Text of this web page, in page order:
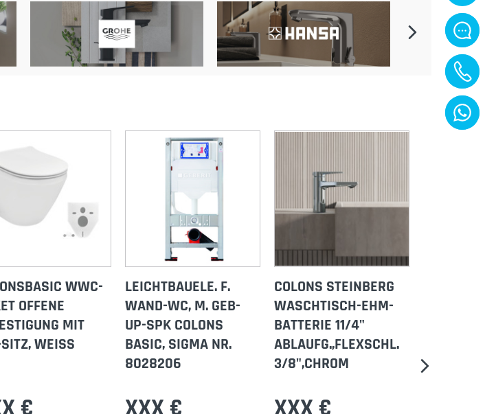
WWC-
OFFENE
MIT
WEISS
LEICHTBAUELE. F.
WAND-WC, M. GEB-
UP-SPK COLONS
BASIC, SIGMA NR.
8028206
COLONS STEINBERG
WASCHTISCH-EHM-
BATTERIE 11/4"
ABLAUFG.,FLEXSCHL.
3/8",CHROM